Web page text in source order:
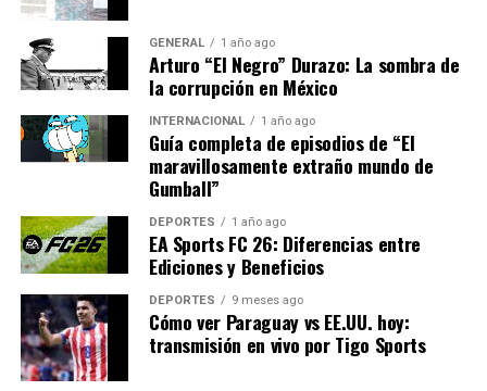
“La ley es un paso
necesario, pero debemos
asegurarnos de que no
frene la innovación
tecnológica”, comentó
Javier Martínez, portavoz
de una importante empresa
tecnológica.
Implicaciones Futuras y
GENERAL 1 año ago
Arturo “El Negro” Durazo: La sombra de
la corrupción en México
INTERNACIONAL 1 año ago
Guía completa de episodios de “El
maravillosamente extraño mundo de
Gumball”
DEPORTES 1 año ago
EA Sports FC 26: Diferencias entre
Ediciones y Beneficios
DEPORTES 9 meses ago
Cómo ver Paraguay vs EE.UU. hoy:
transmisión en vivo por Tigo Sports